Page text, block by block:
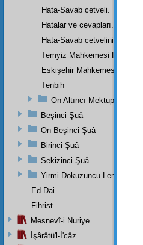
Hata-Savab cetveli.
Hatalar ve cevapları.
Hata-Savab cetvelinin zeylidir.
Temyiz Mahkemesi
Eskişehir Mahkemesinde
Tenbih
On Altıncı Mektup
Beşinci Şuâ
On Beşinci Şuâ
Birinci Şuâ
Sekizinci Şuâ
Yirmi Dokuzuncu Lem'adan
Ed-Dai
Fihrist
Mesnevî-i Nuriye
İşârâtü'l-İ'câz